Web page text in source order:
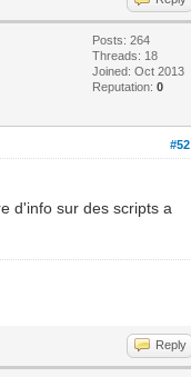
Posts: 264
Threads: 18
Joined: Oct 2013
Reputation:0
#52
d'info sur des scripts a
Reply